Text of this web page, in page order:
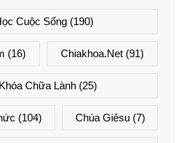
Cuộc Sống (190)
(16) Chiakhoa.net (91)
Chữa Lành(25)
(104) Chúa Giêsu(7)